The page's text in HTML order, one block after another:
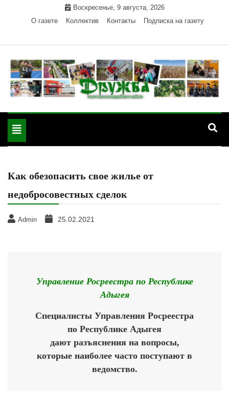
Воскресенье, 9 августа, 2026
О газете
Коллектив Контакты Подписка на газету
"Дружба" — газета
Красногвардейского района Республики Адыгея
Toggle
navigation
Как обезопасить свое жилье от
недобросовестных сделок
Admin 25.02.2021
Управление Росреестра по Республике
Адыгея
Специалисты Управления Росреестра
по Республике Адыгея
дают разъяснения на вопросы,
которые наиболее часто поступают в
ведомство.